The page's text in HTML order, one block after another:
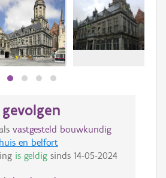
vastgesteld bouwkundig
en belfort
is geldigsinds 14-05-2024